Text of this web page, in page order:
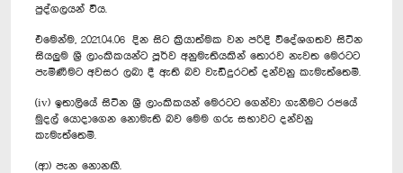
පුද්ගලයන් විය.
එමෙන්ම, 2021.04.06 දින සිට ක්‍රියාත්මක වන පරිදි විදේශගතව සිටින
සියලුම ශ්‍රී ලාංකිකයන්ට පූර්ව අනුමැතියකින් තොරව නැවත මෙරටට
පැමිණීමට අවසර ලබා දී ඇති බව වැඩිදුරටත් දන්වනු කැමැත්තෙමි.
(iv) ඉතාලියේ සිටින ශ්‍රී ලාංකිකයන් මෙරටට ගෙන්වා ගැනීමට රජයේ
මුදල් යොදාගෙන නොමැති බව මෙම ගරු සභාවට දන්වනු
කැමැත්තෙමි.
(ආ) පැන නොනඟී.